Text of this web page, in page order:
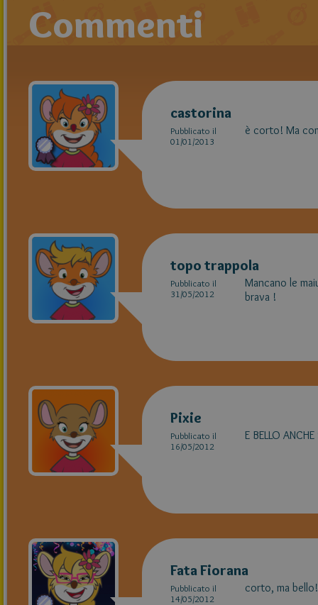
Commenti
castorina
Pubblicato il
01/01/2013
è corto! Ma
topo trappola
Pubblicato il
31/05/2012
Mancano le
brava !
Pixie
Pubblicato il
16/05/2012
E BELLO
Fata Fiorana
Pubblicato il
14/05/2012
corto, ma